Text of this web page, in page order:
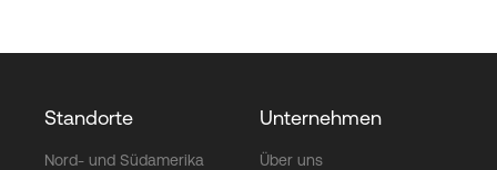
Standorte
Nord- und Südamerika
Unternehmen
Über uns